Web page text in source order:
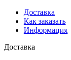
Доставка
Как заказать
Информация
Доставка